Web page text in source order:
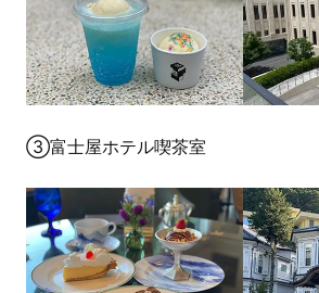
③富士屋ホテル喫茶室